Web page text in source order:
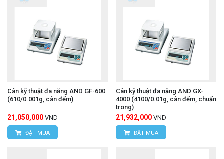
Cân kỹ thuật đa năng AND GF-600
(610/0.001g, cân đếm)
21,050,000 VND
ĐẶT MUA
Cân kỹ thuật đa năng AND GX-
4000 (4100/0.01g, cân đếm, chuẩn
trong)
21,932,000 VND
ĐẶT MUA